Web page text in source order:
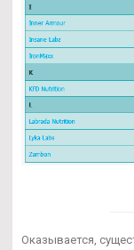
Оказывается,